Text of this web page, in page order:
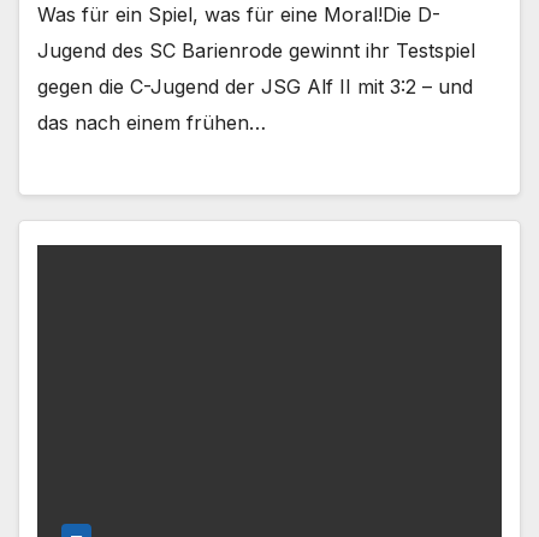
Was für ein Spiel, was für eine Moral!Die D-
Jugend des SC Barienrode gewinnt ihr Testspiel
gegen die C-Jugend der JSG Alf II mit 3:2 – und
das nach einem frühen…